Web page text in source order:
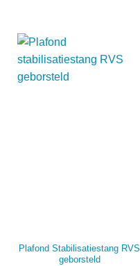
Plafond Stabilisatiestang RVS
geborsteld